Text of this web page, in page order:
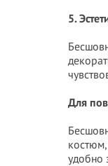
5.
Для
удобно